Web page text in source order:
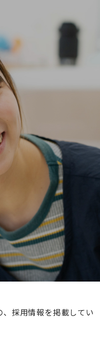
採用情報を掲載してい